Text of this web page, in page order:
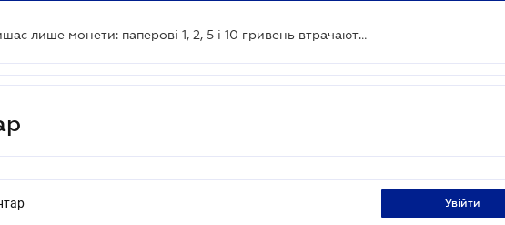
НБУ залишає лише монети: паперові 1, 2, 5 і 10 гривень втрачають платіжну силу
увійти